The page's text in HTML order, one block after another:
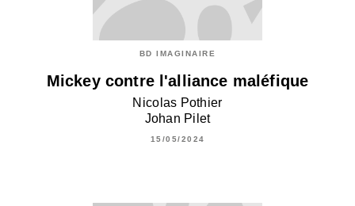
BD IMAGINAIRE
Mickey contre l'alliance maléfique
Nicolas Pothier
Johan Pilet
15/05/2024